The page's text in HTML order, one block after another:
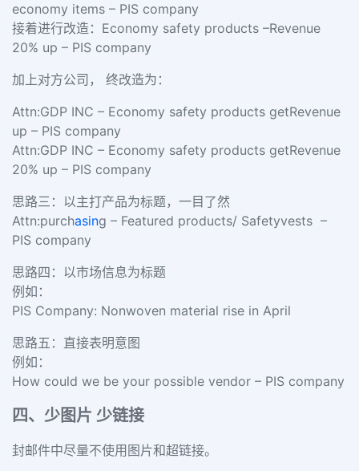
economy items – PIS company
接着进行改造：Economy safety products –Revenue
20% up – PIS company
加上对方公司， 终改造为：
Attn:GDP INC – Economy safety products getRevenue
up – PIS company
Attn:GDP INC – Economy safety products getRevenue
20% up – PIS company
思路三：以主打产品为标题，一目了然
Attn:purchasing – Featured products/ Safetyvests –
PIS company
思路四：以市场信息为标题
例如：
PIS Company: Nonwoven material rise in April
思路五：直接表明意图
例如：
How could we be your possible vendor – PIS company
四、少图片 少链接
封邮件中尽量不使用图片和超链接。